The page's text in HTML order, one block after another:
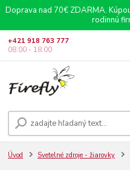
Doprava nad 70€ ZDARMA.
rodinnú
+421 918 763 777
08.00 - 18.00
Úvod Svetelné zdroje - žiarovky